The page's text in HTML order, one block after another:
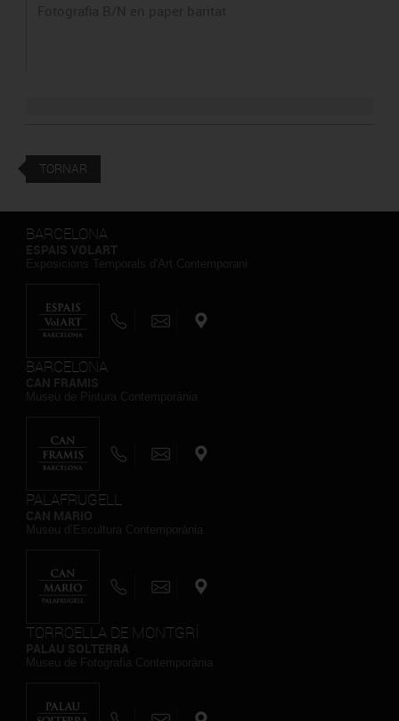
TORNAR
BARCELONA
BARCELONA
PALAFRUGELL
TORROELLA DE MONTGRÍ